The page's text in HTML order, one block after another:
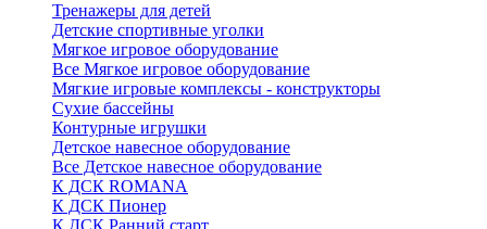
Тренажеры для детей
Детские спортивные уголки
Мягкое игровое оборудование
Все Мягкое игровое оборудование
Мягкие игровые комплексы - конструкторы
Сухие бассейны
Контурные игрушки
Детское навесное оборудование
Все Детское навесное оборудование
К ДСК ROMANA
К ДСК Пионер
К ДСК Ранний старт